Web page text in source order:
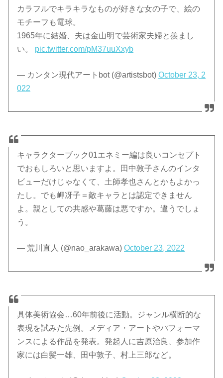
カラフルでキラキラなものが好きな女の子で、絵の
モチーフも電球。
1965年に結婚、夫は金山明で芸術家夫婦と羨まし
い。 pic.twitter.com/pM37uuXxyb
— カンタン現代アートbot (@artistsbot)October 23, 2
022
キャラクターブック01エネミー編は良いコンセプト
でおもしろいと思いますよ。田中敦子さんのインタ
ビューだけじゃなくて、土師孝也さんとかもよかっ
たし。でも岬冴子＝敵キャラとは認定できません
よ。親としての共感や葛藤は悪ですか。違うでしょ
う。
— 荒川直人 (@nao_arakawa)October 23, 2022
具体美術協会…60年前後に活動。ジャンル横断的な
表現を試みた先例。メディア・アートやパフォーマ
ンスによる作品を発表。発起人に吉原治良、参加作
家には白髪一雄、田中敦子、村上三郎など。